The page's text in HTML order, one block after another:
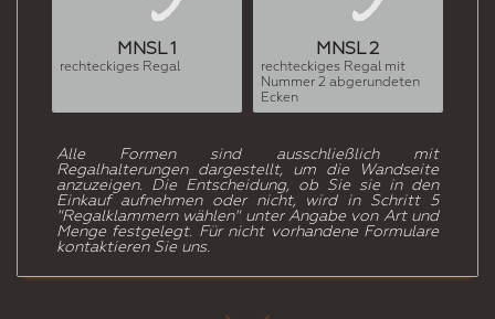
MNSL 1
rechteckiges Regal
MNSL 2
rechteckiges Regal mit
Nummer 2 abgerundeten
Ecken
Alle Formen sind ausschließlich mit
Regalhalterungen dargestellt, um die Wandseite
anzuzeigen. Die Entscheidung, ob Sie sie in den
Einkauf aufnehmen oder nicht, wird in Schritt 5
"Regalklammern wählen" unter Angabe von Art und
Menge festgelegt. Für nicht vorhandene Formulare
kontaktieren Sie uns.